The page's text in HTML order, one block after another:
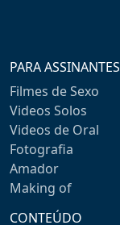
PARA ASSINANTES
Filmes de Sexo
Videos Solos
Videos de Oral
Fotografia
Amador
Making of
CONTEÚDO